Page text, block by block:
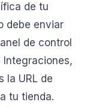
de tu
debe enviar
de control
Integraciones,
la URL de
tu tienda.